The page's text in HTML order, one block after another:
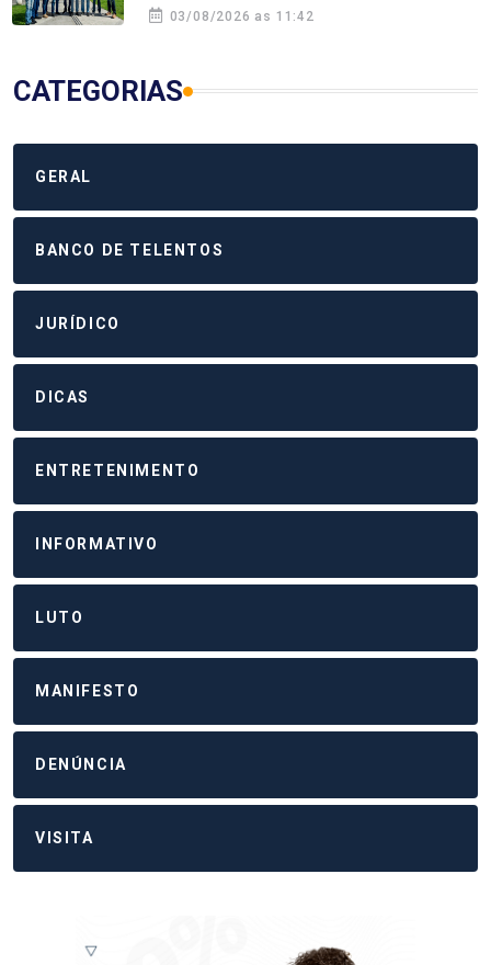
03/08/2026 as 11:42
CATEGORIAS
GERAL
BANCO DE TELENTOS
JURÍDICO
DICAS
ENTRETENIMENTO
INFORMATIVO
LUTO
MANIFESTO
DENÚNCIA
VISITA